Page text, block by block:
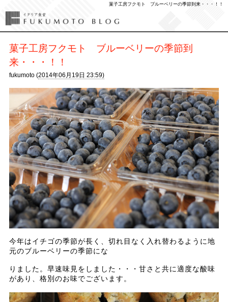
菓子工房フクモト ブルーベリーの季節到来・・・！！
菓子工房フクモト ブルーベリーの季節到
来・・・！！
fukumoto (2014年06月19日 23:59)
今年はイチゴの季節が長く、切れ目なく入れ替わるように地
元のブルーベリーの季節にな
りました。早速味見をしました・・・甘さと共に適度な酸味
があり、格別のお味でございます。